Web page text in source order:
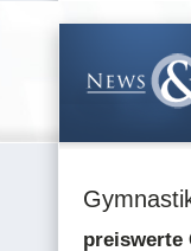
preiswerte